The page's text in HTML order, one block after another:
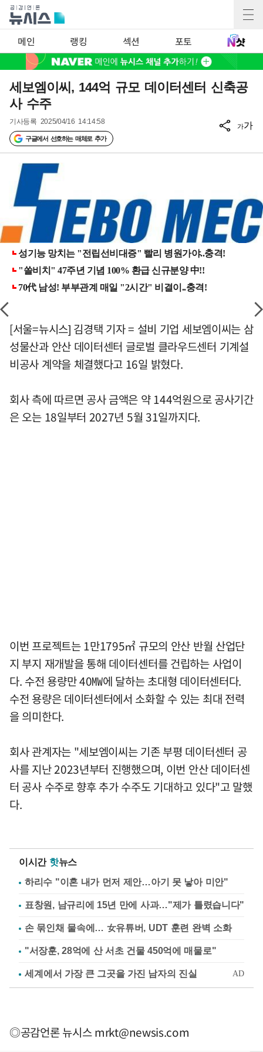
메인 랭킹 섹션 포토
세보엠이씨, 144억 규모 데이터센터 신축공
사 수주
기사등록 2025/04/16 14:14:58
구글에서 선호하는 매체로 추가
가가
[서울=뉴시스] 김경택 기자 = 설비 기업 세보엠이씨는 삼
성물산과 안산 데이터센터 글로벌 클라우드센터 기계설
비공사 계약을 체결했다고 16일 밝혔다.
회사 측에 따르면 공사 금액은 약 144억원으로 공사기간
은 오는 18일부터 2027년 5월 31일까지다.
이번 프로젝트는 1만1795㎡ 규모의 안산 반월 산업단
지 부지 재개발을 통해 데이터센터를 건립하는 사업이
다. 수전 용량만 40㎿에 달하는 초대형 데이터센터다.
수전 용량은 데이터센터에서 소화할 수 있는 최대 전력
을 의미한다.
회사 관계자는 "세보엠이씨는 기존 부평 데이터센터 공
사를 지난 2023년부터 진행했으며, 이번 안산 데이터센
터 공사 수주로 향후 추가 수주도 기대하고 있다"고 말했
다.
이시간 핫뉴스
하리수 "이혼 내가 먼저 제안…아기 못 낳아 미안"
표창원, 남규리에 15년 만에 사과…"제가 틀렸습니다"
손 묶인채 물속에… 女유튜버, UDT 훈련 완벽 소화
"서장훈, 28억에 산 서초 건물 450억에 매물로"
◎공감언론 뉴시스mrkt@newsis.com